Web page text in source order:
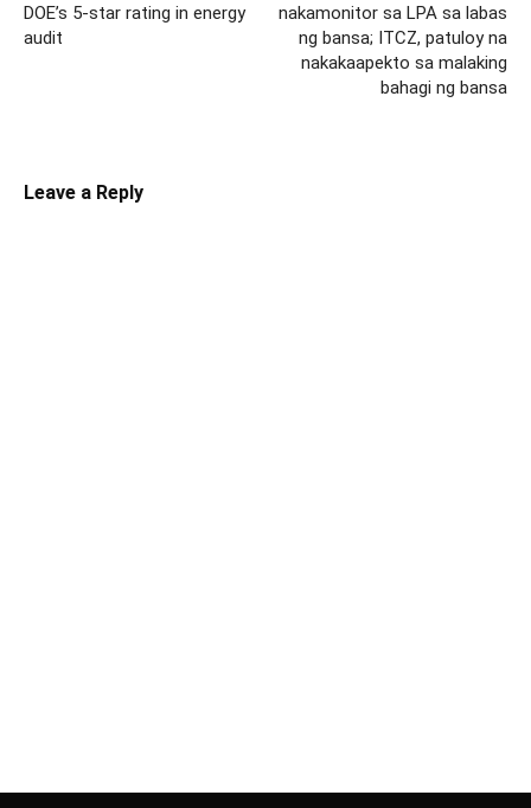
DOE’s 5-star rating in energy
audit
nakamonitor sa LPA sa labas
ng bansa; ITCZ, patuloy na
nakakaapekto sa malaking
bahagi ng bansa
Leave a Reply